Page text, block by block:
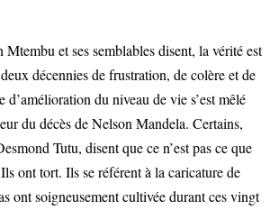
et ses semblables disent, la vérité est
décennies de frustration, de colère et de
d’amélioration du niveau de vie s’est mêlé
du décès de Nelson Mandela. Certains,
Tutu, disent que ce n’est pas ce que
ont tort. Ils se référent à la caricature de
ont soigneusement cultivée durant ces vingt